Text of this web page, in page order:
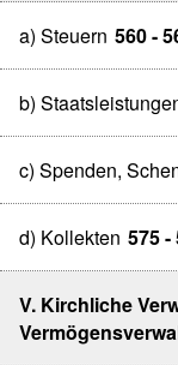
a) Steuern 560 -
b)
c) Spenden,
d) Kollekten 575 -
V. Kirchliche